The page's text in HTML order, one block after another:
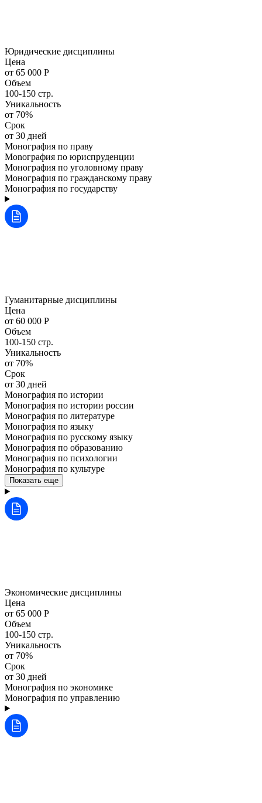
Юридические дисциплины
Цена
от 65 000 Р
Объем
100-150 стр.
Уникальность
от 70%
Срок
от 30 дней
Монография по праву
Monография по юриспруденции
Монография по уголовному праву
Монография по гражданскому праву
Монография по государству
Гуманитарные дисциплины
Цена
от 60 000 Р
Объем
100-150 стр.
Уникальность
от 70%
Срок
от 30 дней
Монография по истории
Монография по истории россии
Монография по литературе
Монография по языку
Монография по русскому языку
Монография по образованию
Монография по психологии
Монография по культуре
Показать еще
Экономические дисциплины
Цена
от 65 000 Р
Объем
100-150 стр.
Уникальность
от 70%
Срок
от 30 дней
Монография по экономике
Монография по управлению